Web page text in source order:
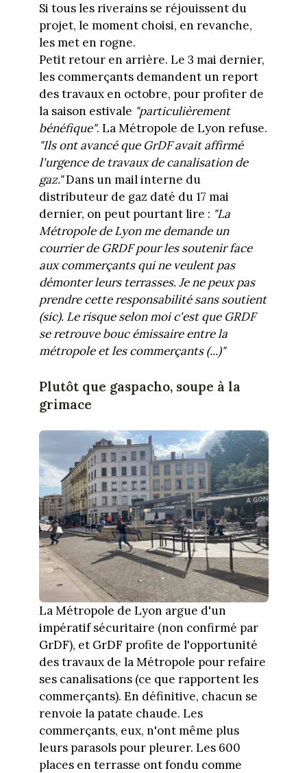
Si tous les riverains se réjouissent du
projet, le moment choisi, en revanche,
les met en rogne.
Petit retour en arrière. Le 3 mai dernier,
les commerçants demandent un report
des travaux en octobre, pour profiter de
la saison estivale "particulièrement
bénéfique". La Métropole de Lyon refuse.
"Ils ont avancé que GrDF avait affirmé
l'urgence de travaux de canalisation de
gaz."Dans un mail interne du
distributeur de gaz daté du 17 mai
dernier, on peut pourtant lire : "La
Métropole de Lyon me demande un
courrier de GRDF pour les soutenir face
aux commerçants qui ne veulent pas
démonter leurs terrasses. Je ne peux pas
prendre cette responsabilité sans soutient
(sic). Le risque selon moi c'est que GRDF
se retrouve bouc émissaire entre la
métropole et les commerçants (...)"
Plutôt que gaspacho, soupe à la
grimace
La Métropole de Lyon argue d'un
impératif sécuritaire (non confirmé par
GrDF), et GrDF profite de l'opportunité
des travaux de la Métropole pour refaire
ses canalisations (ce que rapportent les
commerçants). En définitive, chacun se
renvoie la patate chaude. Les
commerçants, eux, n'ont même plus
leurs parasols pour pleurer. Les 600
places en terrasse ont fondu comme